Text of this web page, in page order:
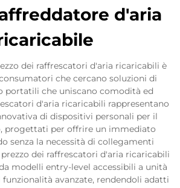
d'aria
dei raffrescatori d'aria ricaricabili è
che cercano soluzioni di
portatili che uniscano comodità ed
d'aria ricaricabili rappresentano
di dispositivi personali per il
progettati per offrire un immediato
senza la necessità di collegamenti
dei raffrescatori d'aria ricaricabili
modelli entry-level accessibili a unità
avanzate, rendendoli adatti